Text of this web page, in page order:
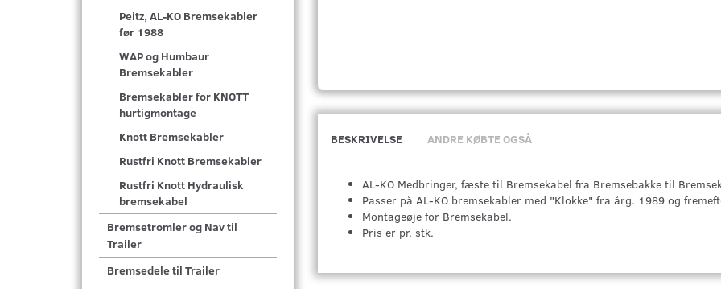
Peitz, AL-KO Bremsekabler
før 1988
WAP og Humbaur
Bremsekabler
Bremsekabler for KNOTT
hurtigmontage
Knott Bremsekabler
Rustfri Knott Bremsekabler
Rustfri Knott Hydraulisk
bremsekabel
Bremsetromler og Nav til
Trailer
Bremsedele til Trailer
BESKRIVELSE ANDRE KØBTE OGSÅ
AL-KO Medbringer, fæste til Bremsekabel fra Bremsebakke til
Passer på AL-KO bremsekabler med "Klokke" fra årg. 1989 og
Montageøje for Bremsekabel.
Pris er pr. stk.